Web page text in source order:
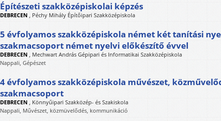
Építészeti szakközépiskolai képzés
DEBRECEN , Péchy Mihály Építőipari Szakközépiskola
5 évfolyamos szakközépiskola német két tanítási
szakmacsoport német nyelvi előkészítő évvel
DEBRECEN , Mechwart András Gépipari és Informatikai Szakközépiskola
Nappali, Gépészet
4 évfolyamos szakközépiskola művészet,
szakmacsoport
DEBRECEN , Könnyűipari Szakközép- és Szakiskola
Nappali, Művészet, közmüvelődés, kommunikáció